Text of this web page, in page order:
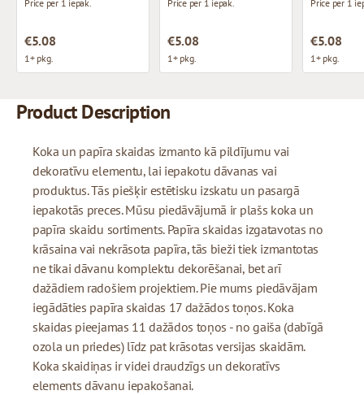
Price per 1 iepak.
€5.08
1+ pkg.
Price per 1 iepak.
€5.08
1+ pkg.
Price per 1
€5.08
1+ pkg.
Product Description
Koka un papīra skaidas izmanto kā pildījumu vai
dekoratīvu elementu, lai iepakotu dāvanas vai
produktus. Tās piešķir estētisku izskatu un pasargā
iepakotās preces. Mūsu piedāvājumā ir plašs koka un
papīra skaidu sortiments. Papīra skaidas izgatavotas no
krāsaina vai nekrāsota papīra, tās bieži tiek izmantotas
ne tikai dāvanu komplektu dekorēšanai, bet arī
dažādiem radošiem projektiem. Pie mums piedāvājam
iegādāties papīra skaidas 17 dažādos toņos. Koka
skaidas pieejamas 11 dažādos toņos - no gaiša (dabīgā
ozola un priedes) līdz pat krāsotas versijas skaidām.
Koka skaidiņas ir videi draudzīgs un dekoratīvs
elements dāvanu iepakošanai.